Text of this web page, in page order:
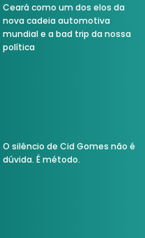
Ceará como um dos elos da
nova cadeia automotiva
mundial e a bad trip da nossa
política
O silêncio de Cid Gomes não é
dúvida. É método.